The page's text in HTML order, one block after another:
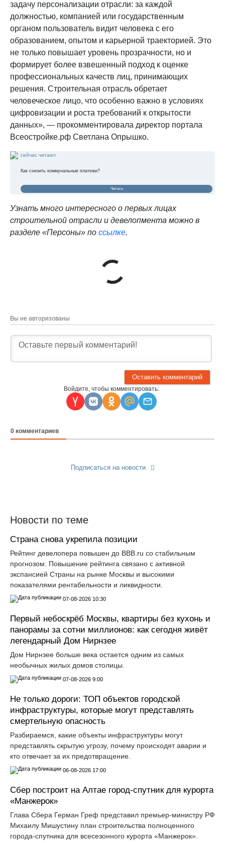
задачу персонализации отрасли: за каждой
должностью, компанией или государственным
органом пользователь видит человека с его
образованием, опытом и карьерной траекторией. Это
не только повышает уровень прозрачности, но и
формирует более взвешенный подход к оценке
профессиональных качеств лиц, принимающих
решения. Строительная отрасль обретает
человеческое лицо, что особенно важно в условиях
цифровизации и роста требований к открытости
данных», — прокомментировала директор портала
Всеостройке.рф Светлана Опрышко.
сейчас читают
Как снизить коммунальные платежи?
Читать
Узнать много интересного о первых лицах
строительной отрасли и девелопмента можно в
разделе «Персоны» по ссылке.
Вы не авторизованы
Войдите, чтобы комментировать:
0 комментариев
Подписаться на новости
Новости по теме
Страна снова укрепила позиции
Рейтинг девелопера повышен до ВВВ.ru со стабильным
прогнозом. Повышение рейтинга связано с активной
экспансией Страны на рынке Москвы и высокими
показателями рентабельности и ликвидности.
07-08-2026 10:30
Первый небоскрёб Москвы, квартиры без кухонь и
панорамы за сотни миллионов: как сегодня живёт
легендарный Дом Нирнзее
Дом Нирнзее больше века остается одним из самых
необычных жилых домов столицы.
07-08-2026 9:00
Не только дороги: ТОП объектов городской
инфраструктуры, которые могут представлять
смертельную опасность
Разбираемся, какие объекты инфраструктуры могут
представлять скрытую угрозу, почему происходят аварии и
кто отвечает за их предотвращение.
06-08-2026 17:00
Сбер построит на Алтае город-спутник для курорта
«Манжерок»
Глава Сбера Герман Греф представил премьер-министру РФ
Михаилу Мишустину план строительства полноценного
города-спутника для всесезонного курорта «Манжерок».